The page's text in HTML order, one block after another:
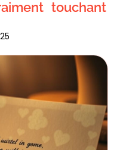
touchant